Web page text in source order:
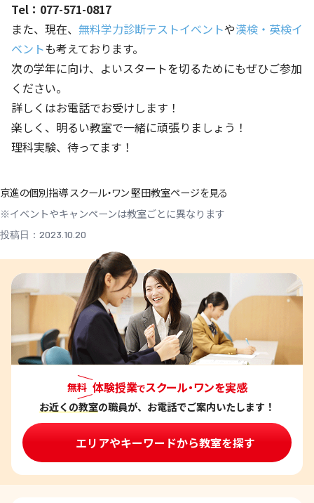
Tel：077-571-0817
また、現在、 無料学力診断テストイベントや漢検・英検イ
ベントも考えております。
次の学年に向け、よいスタートを切るためにもぜひご参加
ください。
詳しくはお電話でお受けします！
楽しく、明るい教室で一緒に頑張りましょう！
理科実験、待ってます！
京進の個別指導 スクール・ワン 堅田教室ページを見る
※イベントやキャンペーンは教室ごとに異なります
投稿日：2023.10.20
無料 体験授業でスクール・ワンを実感
お近くの教室の職員が、お電話でご案内いたします！
エリアやキーワードから教室を探す